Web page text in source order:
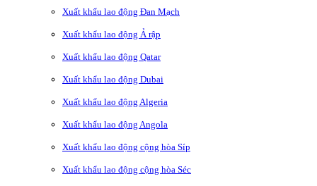
Xuất khẩu lao động Đan Mạch
Xuất khẩu lao động Ả rập
Xuất khẩu lao động Qatar
Xuất khẩu lao động Dubai
Xuất khẩu lao động Algeria
Xuất khẩu lao động Angola
Xuất khẩu lao động cộng hòa Síp
Xuất khẩu lao động cộng hòa Séc